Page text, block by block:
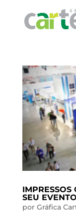
SEU
por Gráfica